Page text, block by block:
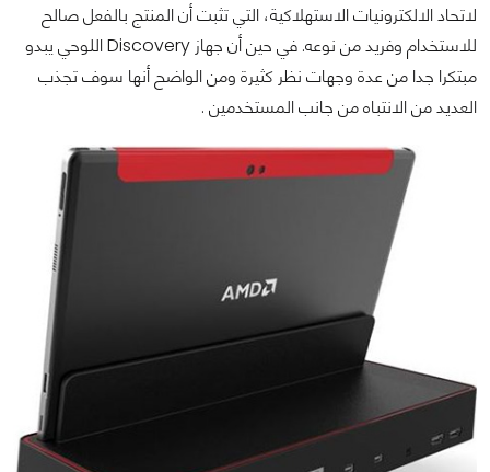
لاتحاد الالكترونيات الاستهلاكية، التي تثبت أن المنتج بالفعل صالح
للاستخدام وفريد من نوعه. في حين أن جهاز Discovery اللوحي يبدو
مبتكرا جدا من عدة وجهات نظر كثيرة ومن الواضح أنها سوف تجذب
العديد من الانتباه من جانب المستخدمين .